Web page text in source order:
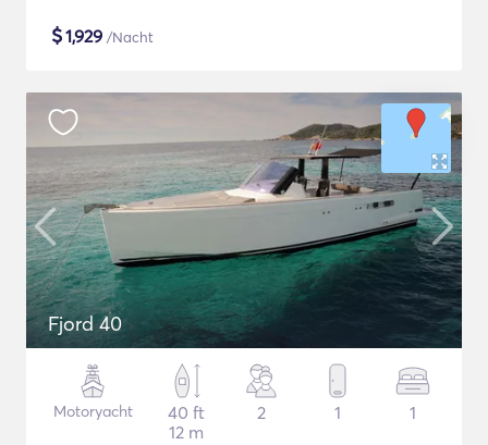
$1,929 /Nacht
Fjord 40
Motoryacht
40 ft
12 m
2 1 1